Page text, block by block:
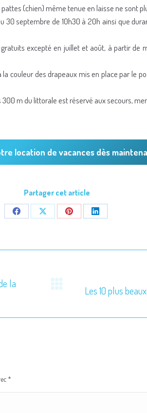
(chien) même tenue en laisse ne sont
30 septembre de 10h30 à 20h ainsi que
excepté en juillet et août, à partir de
couleur des drapeaux mis en place par le
m du littorale est réservé aux secours,
location de vacances dès
Partager cet article
Share
Facebook
Share
X
Share
Pinterest
Share
LinkedIn
la
Onglet
Les 10 plus
*